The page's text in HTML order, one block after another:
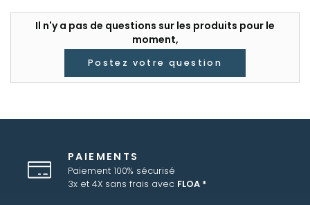
Il n'y a pas de questions sur les produits pour le
moment,
Postez votre question
PAIEMENTS
Paiement 100% sécurisé
3x et 4X sans frais avec FLOA *